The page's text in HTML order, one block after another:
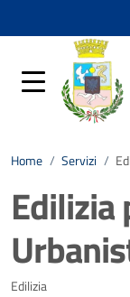
Home / Servizi /
Edilizia
Edilizia